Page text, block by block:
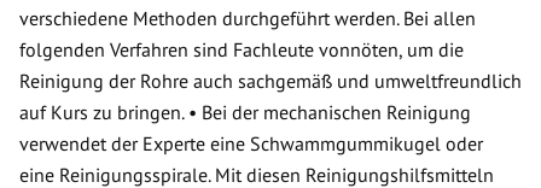
verschiedene Methoden durchgeführt werden. Bei allen
folgenden Verfahren sind Fachleute vonnöten, um die
Reinigung der Rohre auch sachgemäß und umweltfreundlich
auf Kurs zu bringen. • Bei der mechanischen Reinigung
verwendet der Experte eine Schwammgummikugel oder
eine Reinigungsspirale. Mit diesen Reinigungshilfsmitteln